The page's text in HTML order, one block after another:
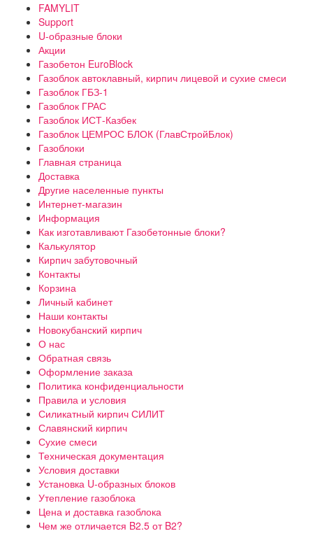
FAMYLIT
Support
U-образные блоки
Акции
Газобетон EuroBlock
Газоблок автоклавный, кирпич лицевой и сухие смеси
Газоблок ГБЗ-1
Газоблок ГРАС
Газоблок ИСТ-Казбек
Газоблок ЦЕМРОС БЛОК (ГлавСтройБлок)
Газоблоки
Главная страница
Доставка
Другие населенные пункты
Интернет-магазин
Информация
Как изготавливают Газобетонные блоки?
Калькулятор
Кирпич забутовочный
Контакты
Корзина
Личный кабинет
Наши контакты
Новокубанский кирпич
О нас
Обратная связь
Оформление заказа
Политика конфиденциальности
Правила и условия
Силикатный кирпич СИЛИТ
Славянский кирпич
Сухие смеси
Техническая документация
Условия доставки
Установка U-образных блоков
Утепление газоблока
Цена и доставка газоблока
Чем же отличается B2.5 от B2?